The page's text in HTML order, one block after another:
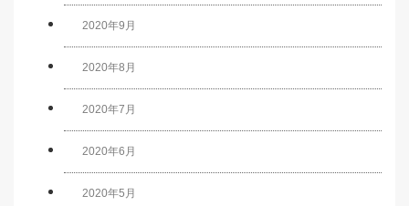
2020年9月
2020年8月
2020年7月
2020年6月
2020年5月